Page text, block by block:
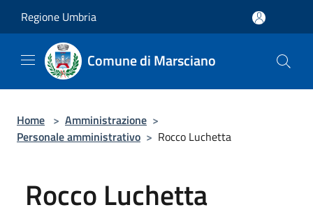
Regione Umbria
Comune di Marsciano
Home > Amministrazione >
Personale amministrativo > Rocco Luchetta
Rocco Luchetta